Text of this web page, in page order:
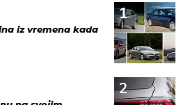
1
iz vremena kada
2